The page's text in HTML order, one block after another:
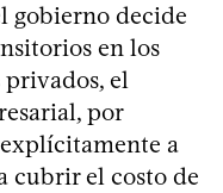
gobierno decide
en los
el
por
a
cubrir el costo de